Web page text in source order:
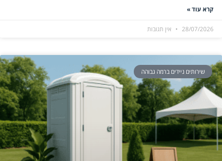
קרא עוד »
28/07/2026 אין תגובות
שירותים ניידים ברמה גבוהה